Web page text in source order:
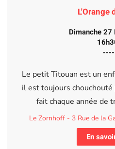
L'Orange
Dimanche 27
----
Le petit Titouan est un
il est toujours
fait chaque année de
Le Zornhoff - 3 Rue de la
En